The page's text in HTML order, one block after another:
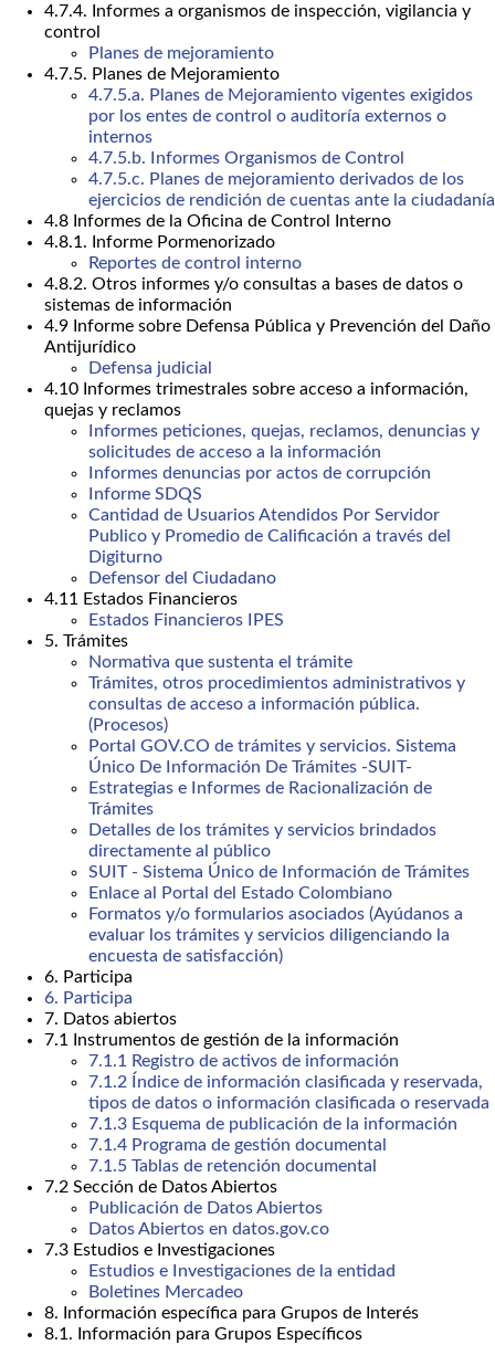
4.7.4. Informes a organismos de inspección, vigilancia y
control
Planes de mejoramiento
4.7.5. Planes de Mejoramiento
4.7.5.a. Planes de Mejoramiento vigentes exigidos
por los entes de control o auditoría externos o
internos
4.7.5.b. Informes Organismos de Control
4.7.5.c. Planes de mejoramiento derivados de los
ejercicios de rendición de cuentas ante la ciudadanía
4.8 Informes de la Oficina de Control Interno
4.8.1. Informe Pormenorizado
Reportes de control interno
4.8.2. Otros informes y/o consultas a bases de datos o
sistemas de información
4.9 Informe sobre Defensa Pública y Prevención del Daño
Antijurídico
Defensa judicial
4.10 Informes trimestrales sobre acceso a información,
quejas y reclamos
Informes peticiones, quejas, reclamos, denuncias y
solicitudes de acceso a la información
Informes denuncias por actos de corrupción
Informe SDQS
Cantidad de Usuarios Atendidos Por Servidor
Publico y Promedio de Calificación a través del
Digiturno
Defensor del Ciudadano
4.11 Estados Financieros
Estados Financieros IPES
5. Trámites
Normativa que sustenta el trámite
Trámites, otros procedimientos administrativos y
consultas de acceso a información pública.
(Procesos)
Portal GOV.CO de trámites y servicios. Sistema
Único De Información De Trámites -SUIT-
Estrategias e Informes de Racionalización de
Trámites
Detalles de los trámites y servicios brindados
directamente al público
SUIT - Sistema Único de Información de Trámites
Enlace al Portal del Estado Colombiano
Formatos y/o formularios asociados (Ayúdanos a
evaluar los trámites y servicios diligenciando la
encuesta de satisfacción)
6. Participa
6. Participa
7. Datos abiertos
7.1 Instrumentos de gestión de la información
7.1.1 Registro de activos de información
7.1.2 Índice de información clasificada y reservada,
tipos de datos o información clasificada o reservada
7.1.3 Esquema de publicación de la información
7.1.4 Programa de gestión documental
7.1.5 Tablas de retención documental
7.2 Sección de Datos Abiertos
Publicación de Datos Abiertos
Datos Abiertos en datos.gov.co
7.3 Estudios e Investigaciones
Estudios e Investigaciones de la entidad
Boletines Mercadeo
8. Información específica para Grupos de Interés
8.1. Información para Grupos Específicos